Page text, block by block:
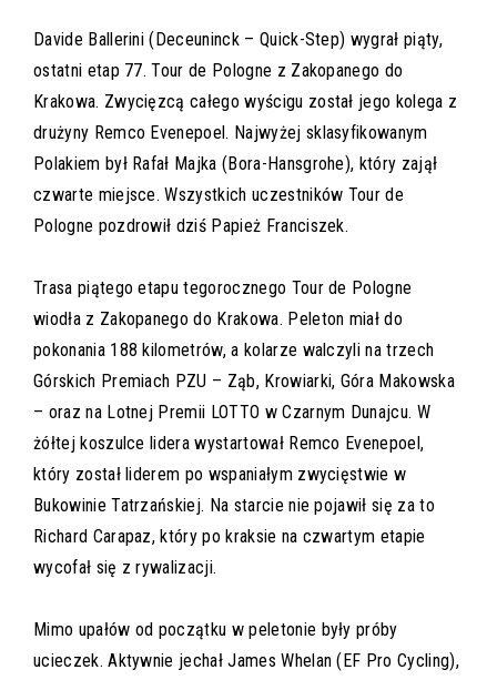
Davide Ballerini (Deceuninck – Quick-Step) wygrał piąty,
ostatni etap 77. Tour de Pologne z Zakopanego do
Krakowa. Zwycięzcą całego wyścigu został jego kolega z
drużyny Remco Evenepoel. Najwyżej sklasyfikowanym
Polakiem był Rafał Majka (Bora-Hansgrohe), który zajął
czwarte miejsce. Wszystkich uczestników Tour de
Pologne pozdrowił dziś Papież Franciszek.
Trasa piątego etapu tegorocznego Tour de Pologne
wiodła z Zakopanego do Krakowa. Peleton miał do
pokonania 188 kilometrów, a kolarze walczyli na trzech
Górskich Premiach PZU – Ząb, Krowiarki, Góra Makowska
– oraz na Lotnej Premii LOTTO w Czarnym Dunajcu. W
żółtej koszulce lidera wystartował Remco Evenepoel,
który został liderem po wspaniałym zwycięstwie w
Bukowinie Tatrzańskiej. Na starcie nie pojawił się za to
Richard Carapaz, który po kraksie na czwartym etapie
wycofał się z rywalizacji.
Mimo upałów od początku w peletonie były próby
ucieczek. Aktywnie jechał James Whelan (EF Pro Cycling),